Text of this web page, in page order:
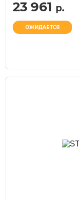
23 961 р.
ОЖИДАЕТСЯ